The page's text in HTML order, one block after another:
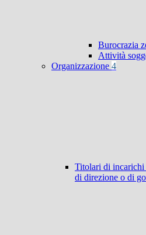
Burocrazia
Attività
Organizzazione 4
Titolari di
di direzione o di